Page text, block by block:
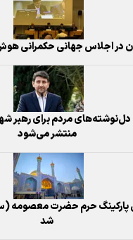
در اجلاس جهانی حکمرانی
دل‌نوشته‌های مردم برای رهبر
منتشر می‌شود
پارکینگ حرم حضرت معصومه
شد